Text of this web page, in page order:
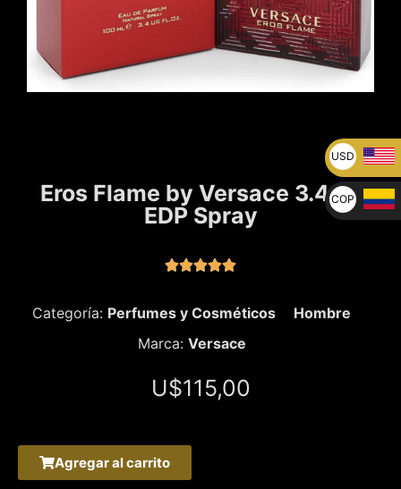
Eros Flame by Versace 3.4 oz
EDP Spray

Categoría: Perfumes y Cosméticos
Hombre
Marca: Versace
U$115,00
Agregar al carrito
USD
U$
COP
$